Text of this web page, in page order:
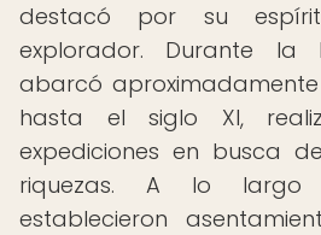
destacó por su
explorador. Durante la
abarcó aproximadamente
hasta el siglo XI,
expediciones en busca
riquezas. A lo largo
establecieron